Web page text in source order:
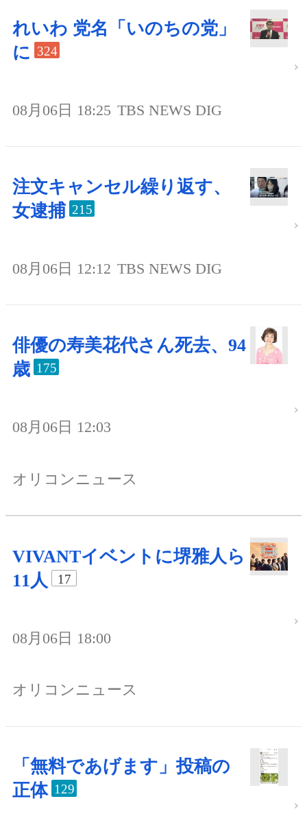
れいわ 党名「いのちの党」
に 324
08月06日 18:25 TBS NEWS DIG
注文キャンセル繰り返す、
女逮捕 215
08月06日 12:12 TBS NEWS DIG
俳優の寿美花代さん死去、94
歳 175
08月06日 12:03
オリコンニュース
VIVANTイベントに堺雅人ら
11人
17
08月06日 18:00
オリコンニュース
「無料であげます」投稿の
正体 129